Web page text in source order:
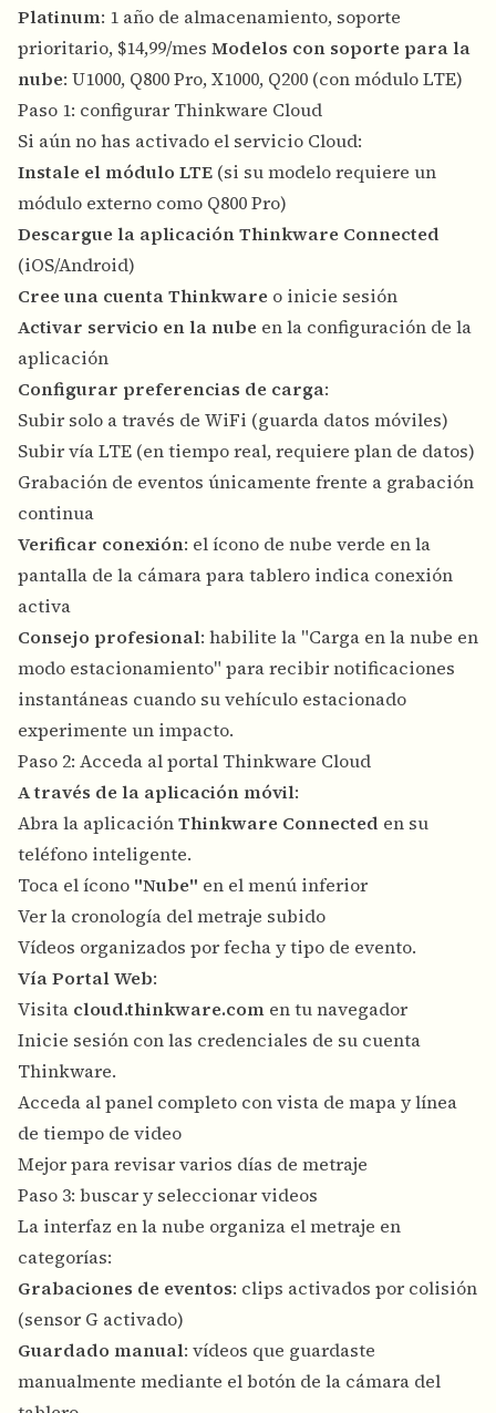
Platinum: 1 año de almacenamiento, soporte
prioritario, $14,99/mes Modelos con soporte para la
nube: U1000, Q800 Pro, X1000, Q200 (con módulo LTE)
Paso 1: configurar Thinkware Cloud
Si aún no has activado el servicio Cloud:
Instale el módulo LTE (si su modelo requiere un
módulo externo como Q800 Pro)
Descargue la aplicación Thinkware Connected
(iOS/Android)
Cree una cuenta Thinkware o inicie sesión
Activar servicio en la nube en la configuración de la
aplicación
Configurar preferencias de carga:
Subir solo a través de WiFi (guarda datos móviles)
Subir vía LTE (en tiempo real, requiere plan de datos)
Grabación de eventos únicamente frente a grabación
continua
Verificar conexión: el ícono de nube verde en la
pantalla de la cámara para tablero indica conexión
activa
Consejo profesional: habilite la "Carga en la nube en
modo estacionamiento" para recibir notificaciones
instantáneas cuando su vehículo estacionado
experimente un impacto.
Paso 2: Acceda al portal Thinkware Cloud
A través de la aplicación móvil:
Abra la aplicaciónThinkware Connected en su
teléfono inteligente.
Toca el ícono "Nube" en el menú inferior
Ver la cronología del metraje subido
Vídeos organizados por fecha y tipo de evento.
Vía Portal Web:
Visita cloud.thinkware.com en tu navegador
Inicie sesión con las credenciales de su cuenta
Thinkware.
Acceda al panel completo con vista de mapa y línea
de tiempo de video
Mejor para revisar varios días de metraje
Paso 3: buscar y seleccionar videos
La interfaz en la nube organiza el metraje en
categorías:
Grabaciones de eventos: clips activados por colisión
(sensor G activado)
Guardado manual: vídeos que guardaste
manualmente mediante el botón de la cámara del